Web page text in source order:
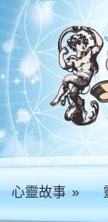
心靈故事»